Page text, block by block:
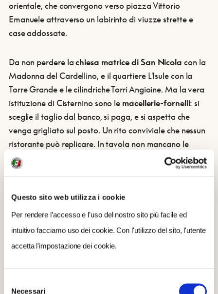
Questo sito web utilizza i cookie
Per rendere l’accesso e l’uso del nostro sito più facile ed
intuitivo facciamo uso dei cookie. Con l'utilizzo del sito, l'utente
accetta l'impostazione dei cookie.
Necessari
orientale, che convergono verso piazza Vittorio
Emanuele attraverso un labirinto di viuzze strette e
case addossate.
Da non perdere lachiesa matrice di San Nicola con la
Madonna del Cardellino, e il quartiere L'Isule con la
Torre Grande e le cilindriche Torri Angioine. Ma la vera
istituzione di Cisternino sono le macellerie-fornelli: si
sceglie il taglio dal banco, si paga, e si aspetta che
venga grigliato sul posto. Un rito conviviale che nessun
ristorante può replicare. In tavola non mancano le
bombette
(involtini d'agnello), i taralli e
le orecchiette. D'estate, musica e folklore animano le
MONTELEONE(FC) – EMILIA-
ROMAGNA, CIRCA 30 KM DAL